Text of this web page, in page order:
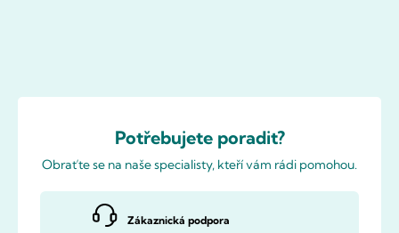
Potřebujete poradit?
Obraťte se na naše specialisty, kteří vám rádi pomohou.
Zákaznická podpora